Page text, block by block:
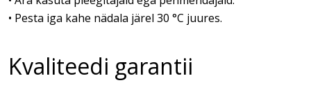
• Pesta iga kahe nädala järel 30 °C juures.
Kvaliteedi garantii